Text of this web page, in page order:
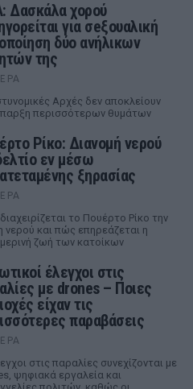
Δασκάλα χορού
για σeξουαλική
δύο ανήλικων
της
Αρχές δεν αποκλείουν
περισσότερων θυμάτων
Ρίκο: Διανομή νερού
εν μέσω
ξηρασίας
το Πουέρτο Ρίκο την
νερού και πώς επηρεάζεται η
ζωή των κατοίκων
έλεγχοι στις
με drones – Ποιες
είχαν τις
παραβάσεις
στις παραλίες συνεχίζονται με
ψηφιακά εργαλεία και